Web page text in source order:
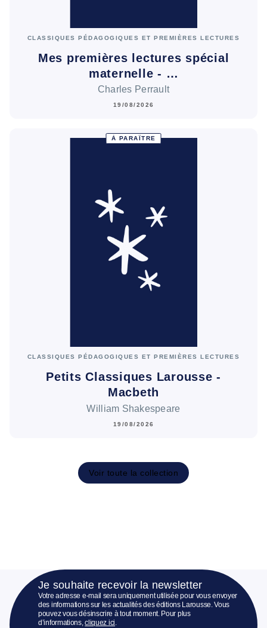
CLASSIQUES PÉDAGOGIQUES ET PREMIÈRES LECTURES
Mes premières lectures spécial
maternelle - …
Charles Perrault
19/08/2026
À PARAÎTRE
CLASSIQUES PÉDAGOGIQUES ET PREMIÈRES LECTURES
Petits Classiques Larousse -
Macbeth
William Shakespeare
19/08/2026
Voir toute la collection
Je souhaite recevoir la newsletter
Votre adresse e-mail sera uniquement utilisée pour vous envoyer
des informations sur les actualités des éditions Larousse. Vous
pouvez vous désinscrire à tout moment. Pour plus
d’informations,cliquez ici.